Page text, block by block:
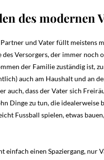
des modernen
und Vater füllt meistens
des Versorgers, der immer noch
der Familie zuständig ist,
auch am Haushalt und an
auch, dass der Vater sich
Dinge zu tun, die idealerweise
Fussball spielen, etwas
einfach einen Spaziergang, nur